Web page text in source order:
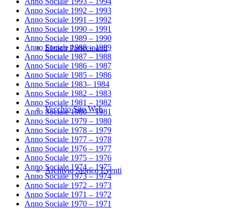
Elenco Partecipanti
Vecchio Sito Web
Archivio Storico Eventi
Anno Sociale 1992 – 1993
Anno Sociale 1991 – 1992
Anno Sociale 1990 – 1991
Anno Sociale 1989 – 1990
Anno Sociale 1988 – 1989
Anno Sociale 1987 – 1988
Anno Sociale 1986 – 1987
Anno Sociale 1985 – 1986
Anno Sociale 1983– 1984
Anno Sociale 1982 – 1983
Anno Sociale 1981 – 1982
Anno Sociale 1980 – 1981
Anno Sociale 1979 – 1980
Anno Sociale 1978 – 1979
Anno Sociale 1977 – 1978
Anno Sociale 1976 – 1977
Anno Sociale 1975 – 1976
Anno Sociale 1974 – 1975
Anno Sociale 1973 – 1974
Anno Sociale 1972 – 1973
Anno Sociale 1971 – 1972
Anno Sociale 1970 – 1971